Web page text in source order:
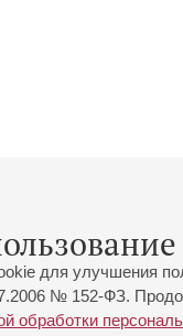
для улучшения
№ 152-ФЗ.
обработки